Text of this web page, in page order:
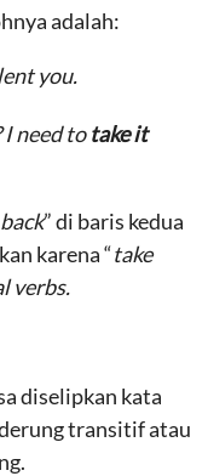
adalah:
you.
need totake it
” di baris kedua
karena “take
verbs.
diselipkan kata
transitif atau